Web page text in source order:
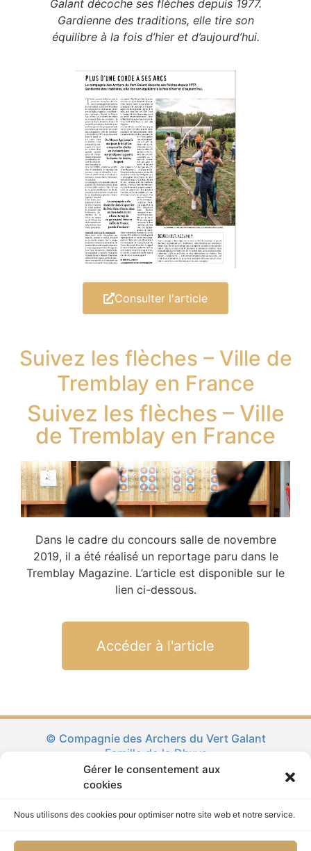
Gérer le consentement aux
cookies
Nous utilisons des cookies pour optimiser notre site web et notre service.
Galant décoche ses flèches depuis 1977.
Gardienne des traditions, elle tire son
équilibre à la fois d’hier et d’aujourd’hui.
Consulter l'article
Suivez les flèches – Ville de
Tremblay en France
Suivez les flèches – Ville
de Tremblay en France
Dans le cadre du concours salle de novembre
2019, il a été réalisé un reportage paru dans le
Tremblay Magazine. L’article est disponible sur le
lien ci-dessous.
Accéder à l'article
© Compagnie des Archers du Vert Galant
Famille de la Dhuys
La Ronde des Familles d’Ile de France
Tremblay en France